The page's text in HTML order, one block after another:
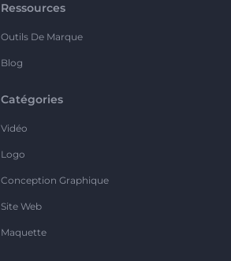
Ressources
Outils De Marque
Blog
Catégories
Vidéo
Logo
Conception Graphique
Site Web
Maquette